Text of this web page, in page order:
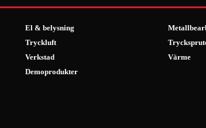
El & belysning
Tryckluft
Verkstad Värme
Demoprodukter